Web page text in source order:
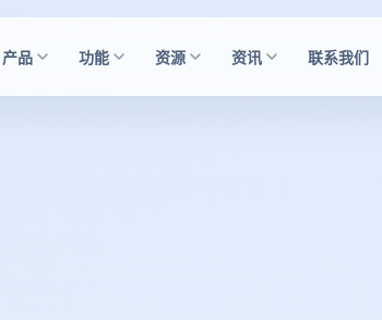
产品 功能 资源 资讯 联系我们